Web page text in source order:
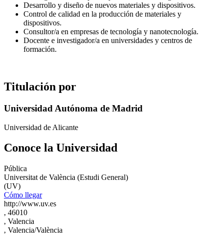
Desarrollo y diseño de nuevos materiales y dispositivos.
Control de calidad en la producción de materiales y
dispositivos.
Consultor/a en empresas de tecnología y nanotecnología.
Docente e investigador/a en universidades y centros de
formación.
Titulación por
Universidad Autónoma de Madrid
Universidad de Alicante
Conoce la Universidad
Pública
Universitat de València (Estudi General)
(UV)
Cómo llegar
http://www.uv.es
, 46010
, Valencia
, Valencia/València